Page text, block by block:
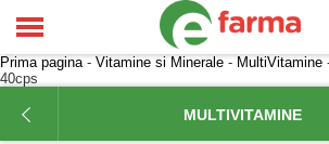
Prima pagina- Vitamine si Minerale - MultiVitamine
40cps
MULTIVITAMINE